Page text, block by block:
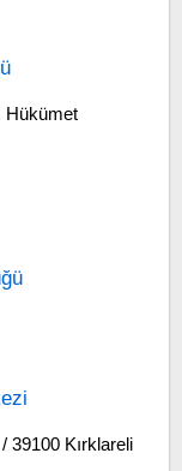
Hükümet
39100 Kırklareli